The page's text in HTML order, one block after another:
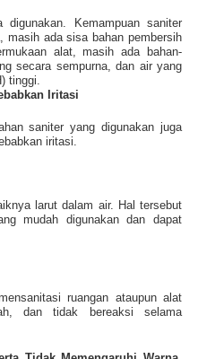
Kemampuan saniter
masih ada sisa bahan pembersih
alat, masih ada bahan-
secara sempurna, dan air yang
tinggi.
Iritasi
saniter yang digunakan juga
iritasi.
larut dalam air. Hal tersebut
mudah digunakan dan dapat
ruangan ataupun alat
dan tidak bereaksi selama